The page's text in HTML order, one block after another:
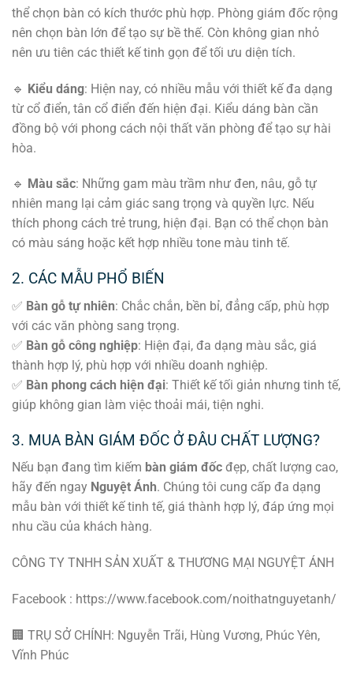
thể chọn bàn có kích thước phù hợp. Phòng giám đốc rộng
nên chọn bàn lớn để tạo sự bề thế. Còn không gian nhỏ
nên ưu tiên các thiết kế tinh gọn để tối ưu diện tích.
🔹 Kiểu dáng: Hiện nay, có nhiều mẫu với thiết kế đa dạng
từ cổ điển, tân cổ điển đến hiện đại. Kiểu dáng bàn cần
đồng bộ với phong cách nội thất văn phòng để tạo sự hài
hòa.
🔹 Màu sắc: Những gam màu trầm như đen, nâu, gỗ tự
nhiên mang lại cảm giác sang trọng và quyền lực. Nếu
thích phong cách trẻ trung, hiện đại. Bạn có thể chọn bàn
có màu sáng hoặc kết hợp nhiều tone màu tinh tế.
2. CÁC MẪU PHỔ BIẾN
✅ Bàn gỗ tự nhiên: Chắc chắn, bền bỉ, đẳng cấp, phù hợp
với các văn phòng sang trọng.
✅ Bàn gỗ công nghiệp: Hiện đại, đa dạng màu sắc, giá
thành hợp lý, phù hợp với nhiều doanh nghiệp.
✅ Bàn phong cách hiện đại: Thiết kế tối giản nhưng tinh tế,
giúp không gian làm việc thoải mái, tiện nghi.
3. MUA BÀN GIÁM ĐỐC Ở ĐÂU CHẤT LƯỢNG?
Nếu bạn đang tìm kiếm bàn giám đốc đẹp, chất lượng cao,
hãy đến ngay Nguyệt Ánh. Chúng tôi cung cấp đa dạng
mẫu bàn với thiết kế tinh tế, giá thành hợp lý, đáp ứng mọi
nhu cầu của khách hàng.
CÔNG TY TNHH SẢN XUẤT & THƯƠNG MẠI NGUYỆT ÁNH
Facebook : https://www.facebook.com/noithatnguyetanh/
🏢 TRỤ SỞ CHÍNH: Nguyễn Trãi, Hùng Vương, Phúc Yên,
Vĩnh Phúc